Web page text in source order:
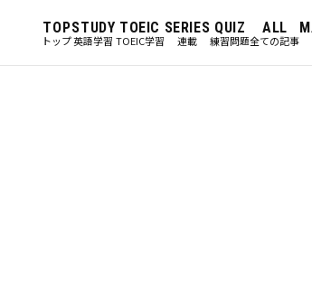
TOP
トップ
STUDY
英語学習
TOEIC
TOEIC学習
SERIES
連載
QUIZ
練習問題
ALL
全ての記事